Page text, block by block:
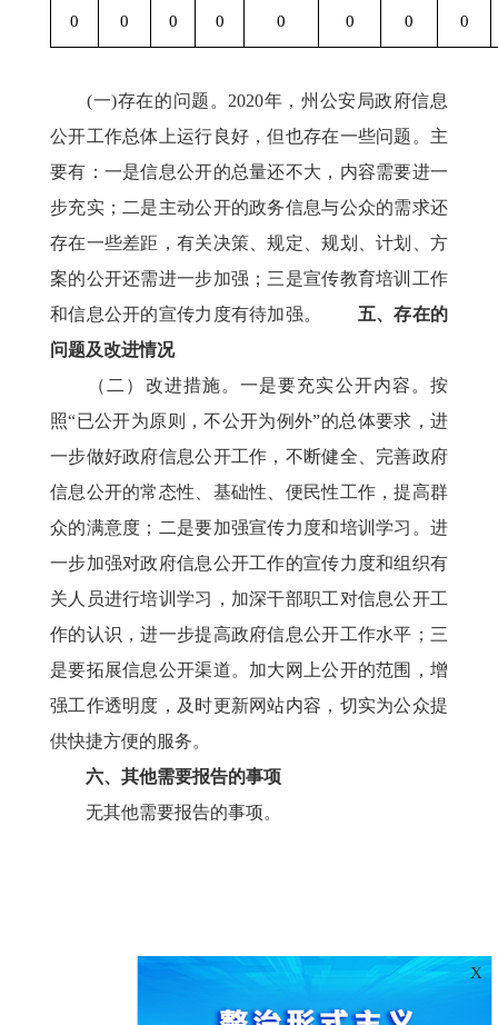
0 0 0 0 0 0 0 0
(一)存在的问题。2020年，州公安局政府信息
公开工作总体上运行良好，但也存在一些问题。主
要有：一是信息公开的总量还不大，内容需要进一
步充实；二是主动公开的政务信息与公众的需求还
存在一些差距，有关决策、规定、规划、计划、方
案的公开还需进一步加强；三是宣传教育培训工作
和信息公开的宣传力度有待加强。
五、存在的
问题及改进情况
（二）改进措施。一是要充实公开内容。按
照“已公开为原则，不公开为例外”的总体要求，进
一步做好政府信息公开工作，不断健全、完善政府
信息公开的常态性、基础性、便民性工作，提高群
众的满意度；二是要加强宣传力度和培训学习。进
一步加强对政府信息公开工作的宣传力度和组织有
关人员进行培训学习，加深干部职工对信息公开工
作的认识，进一步提高政府信息公开工作水平；三
是要拓展信息公开渠道。加大网上公开的范围，增
强工作透明度，及时更新网站内容，切实为公众提
供快捷方便的服务。
六、其他需要报告的事项
无其他需要报告的事项。
X